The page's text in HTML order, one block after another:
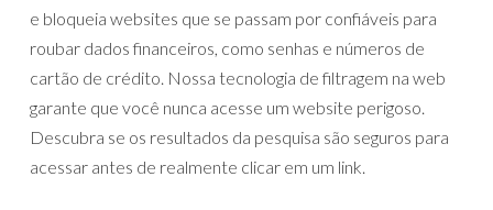
e bloqueia websites que se passam por confiáveis para
roubar dados financeiros, como senhas e números de
cartão de crédito. Nossa tecnologia de filtragem na web
garante que você nunca acesse um website perigoso.
Descubra se os resultados da pesquisa são seguros para
acessar antes de realmente clicar em um link.